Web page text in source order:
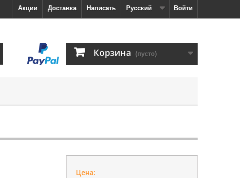
Войти
Русский
Написать
Доставка
Акции
Корзина (пусто)
Цена: